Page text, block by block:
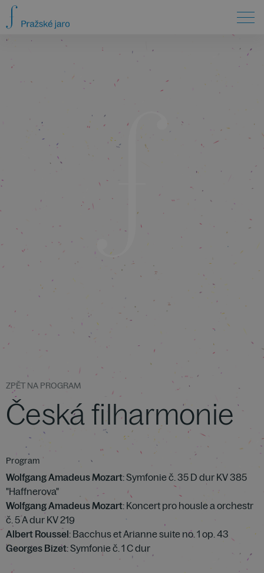
ZPĚT NA PROGRAM
Česká filharmonie
Program
Wolfgang Amadeus Mozart: Symfonie č. 35 D dur KV 385
"Haffnerova"
Wolfgang Amadeus Mozart: Koncert pro housle a orchestr
č. 5 A dur KV 219
Albert Roussel: Bacchus et Arianne suite no. 1 op. 43
Georges Bizet: Symfonie č. 1 C dur